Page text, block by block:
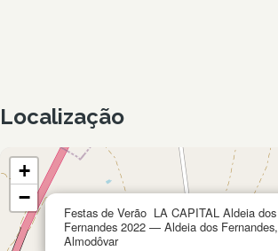
Localização
Festas de Verão LA CAPITAL Aldeia dos
Fernandes 2022 — Aldeia dos Fernandes,
Almodôvar
+
−